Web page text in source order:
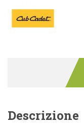
Descrizione